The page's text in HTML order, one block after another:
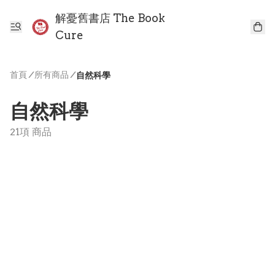
解憂舊書店 The Book
Cure
首頁/ 所有商品 / 自然科學
自然科學
21項 商品